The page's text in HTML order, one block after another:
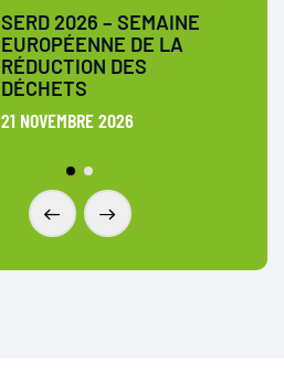
21 NOVEMBRE 2026
SERD 2026 – SEMAINE
EUROPÉENNE DE LA
RÉDUCTION DES
DÉCHETS